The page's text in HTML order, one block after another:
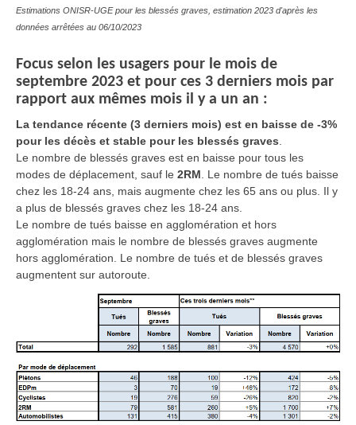
Estimations ONISR-UGE pour les blessés graves, estimation 2023 d'après les
données arrêtées au 06/10/2023
Focus selon les usagers pour le mois de
septembre 2023 et pour ces 3 derniers mois par
rapport aux mêmes mois il y a un an :
La tendance récente (3 derniers mois) est en baisse de -3%
pour les décès et stable pour les blessés graves
Le nombre de blessés graves est en baisse pour tous les
modes de déplacement, sauf le 2RM . Le nombre de tués baisse
chez les 18-24 ans, mais augmente chez les 65 ans ou plus. Il y
a plus de blessés graves chez les 18-24 ans.
Le nombre de tués baisse en agglomération et hors
agglomération mais le nombre de blessés graves augmente
hors agglomération. Le nombre de tués et de blessés graves
augmentent sur autoroute.